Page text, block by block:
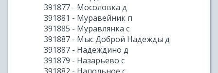
391877 - Мосоловка д
391881 - Муравейник п
391885 - Муравлянка с
391887 - Мыс Доброй Надежды д
391887 - Надеждино д
391879 - Назарьево с